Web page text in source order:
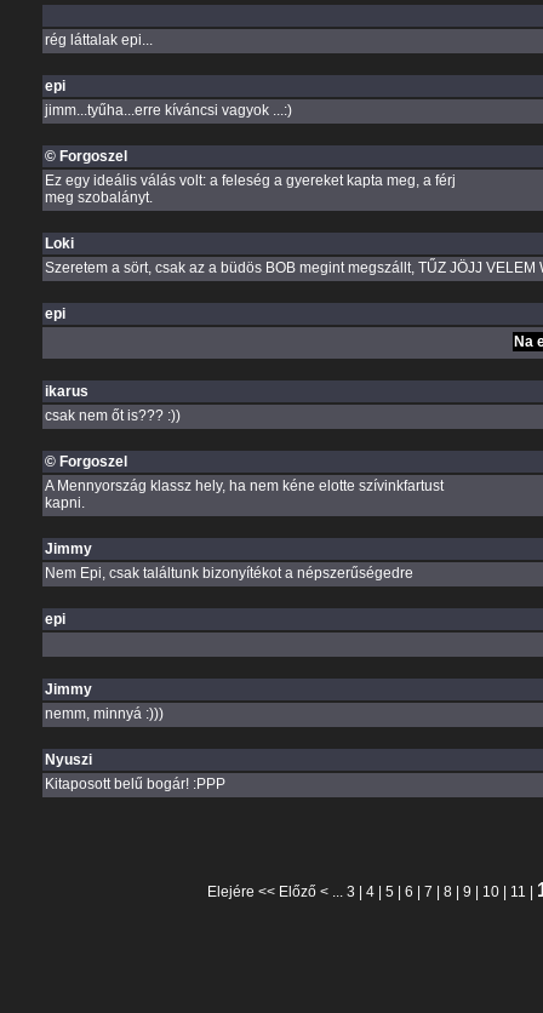
rég láttalak epi...
epi
jimm...tyűha...erre kíváncsi vagyok ...:)
© Forgoszel
Ez egy ideális válás volt: a feleség a gyereket kapta meg, a férj
meg szobalányt.
Loki
Szeretem a sört, csak az a büdös BOB megint megszállt, TŰZ JÖJJ VELEM
epi
Na
ikarus
csak nem őt is??? :))
© Forgoszel
A Mennyország klassz hely, ha nem kéne elotte szívinkfartust
kapni.
Jimmy
Nem Epi, csak találtunk bizonyítékot a népszerűségedre
epi
Jimmy
nemm, minnyá :)))
Nyuszi
Kitaposott belű bogár! :PPP
Elejére << Előző< ... 3 4| 5 6 7 8| 9 10| 11